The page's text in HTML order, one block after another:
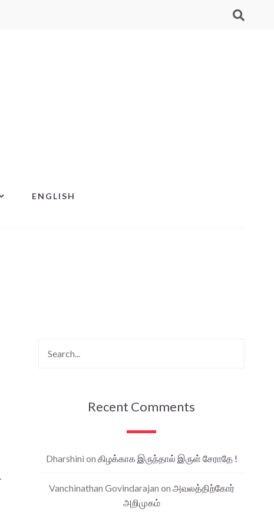
ENGLISH
Recent Comments
Dharshini on கிழக்காக இருந்தால் இருள் சேராதே !
Vanchinathan Govindarajan on அவலத்திற்கோர்
அறிமுகம்